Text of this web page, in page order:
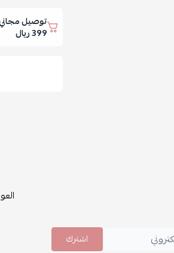
توصيل
399 ريال
اشترك